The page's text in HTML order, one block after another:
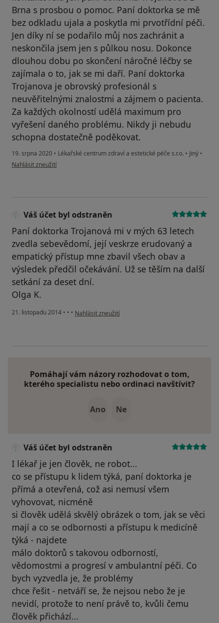
Brna s prosbou o pomoc. Paní doktorka se mě
bez odkladu ujala a poskytla mi prvotřídní péči.
Jen díky ní se podařilo můj nos zachránit a
neskončila jsem jen s půlkou nosu. Dokonce
dlouhou dobu po skončení náročné léčby se
zajímala o to, jak se mi daří. Paní doktorka
Trojanova je obrovský profesionál s
neuvěřitelnými znalostmi a zájmem o pacienta.
Za každých okolností udělá maximum pro
vyřešení daného problému. Nikdy ji nebudu
schopna dostatečně poděkovat.
19. srpna 2020 • Lékařské centrum zdraví a estetické péče s.r.o. • Jiný •
podle názoru uživatele Váš účet byl odstraněn
Nahlásit zneužití
Váš účet byl odstraněn
Paní doktorka Trojanová mi v mých 63 letech
zvedla sebevědomí, její veskrze erudovaný a
empatický přístup mne zbavil všech obav a
výsledek předčil očekávání. Už se těším na další
setkání za deset dní.
Olga K.
21. listopadu 2014 • • • podle názoru uživatele Váš účet byl odstraněn
Nahlásit zneužití
Pomáhají vám názory rozhodovat o tom,
kterého specialistu nebo ordinaci navštívit?
Ano Ne
Váš účet byl odstraněn
I lékař je jen člověk, ne robot...
co se přístupu k lidem týká, paní doktorka je
přímá a otevřená, což asi nemusí všem
vyhovovat, nicméně
si člověk udělá skvělý obrázek o tom, jak se věci
mají a co se odbornosti a přístupu k medicíně
týká - najdete
málo doktorů s takovou odborností,
vědomostmi a progresí v ambulantní péči. Co
bych vyzvedla je, že problémy
chce řešit - netváří se, že nejsou nebo že je
nevidí, protože to není právě to, kvůli čemu
člověk přichází...